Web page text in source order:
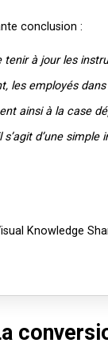
conclusion :
tenir à jour les
les employés
ainsi à la case
d’une simple
Knowledge